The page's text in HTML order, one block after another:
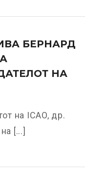
БЕРНАРД
НА
на ICAO, др.
[...]